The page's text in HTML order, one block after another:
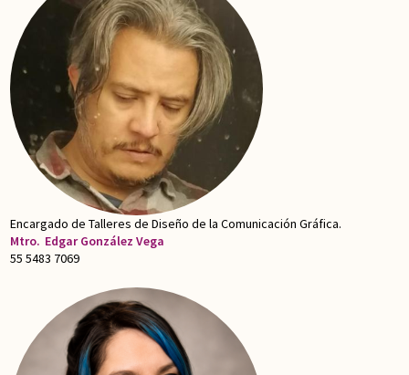
Encargado de Talleres de Diseño de la Comunicación Gráfica.
Mtro. Edgar González Vega
55 5483 7069